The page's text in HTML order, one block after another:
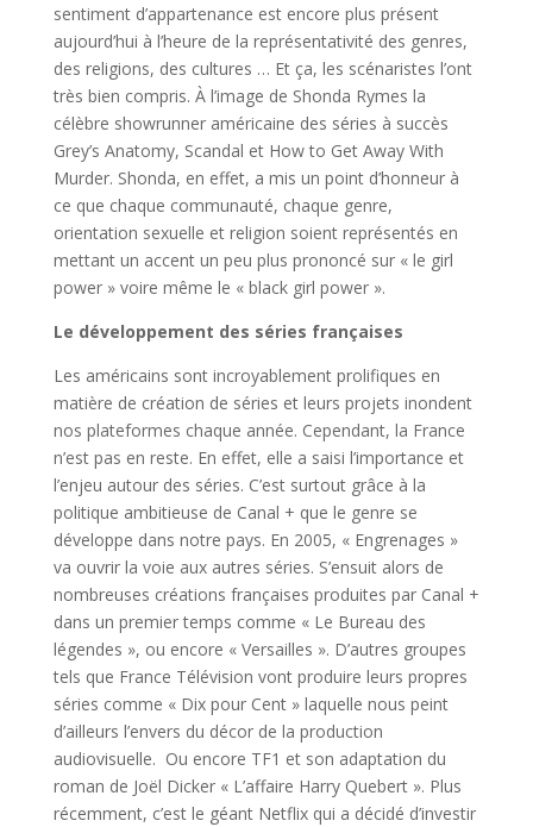
sentiment d’appartenance est encore plus présent
aujourd’hui à l’heure de la représentativité des genres,
des religions, des cultures … Et ça, les scénaristes l’ont
très bien compris. À l’image de Shonda Rymes la
célèbre showrunner américaine des séries à succès
Grey’s Anatomy, Scandal et How to Get Away With
Murder. Shonda, en effet, a mis un point d’honneur à
ce que chaque communauté, chaque genre,
orientation sexuelle et religion soient représentés en
mettant un accent un peu plus prononcé sur « le girl
power » voire même le « black girl power ».
Le développement des séries françaises
Les américains sont incroyablement prolifiques en
matière de création de séries et leurs projets inondent
nos plateformes chaque année. Cependant, la France
n’est pas en reste. En effet, elle a saisi l’importance et
l’enjeu autour des séries. C’est surtout grâce à la
politique ambitieuse de Canal + que le genre se
développe dans notre pays. En 2005, « Engrenages »
va ouvrir la voie aux autres séries. S’ensuit alors de
nombreuses créations françaises produites par Canal +
dans un premier temps comme « Le Bureau des
légendes », ou encore « Versailles ». D’autres groupes
tels que France Télévision vont produire leurs propres
séries comme « Dix pour Cent » laquelle nous peint
d’ailleurs l’envers du décor de la production
audiovisuelle. Ou encore TF1 et son adaptation du
roman de Joël Dicker « L’affaire Harry Quebert ». Plus
récemment, c’est le géant Netflix qui a décidé d’investir